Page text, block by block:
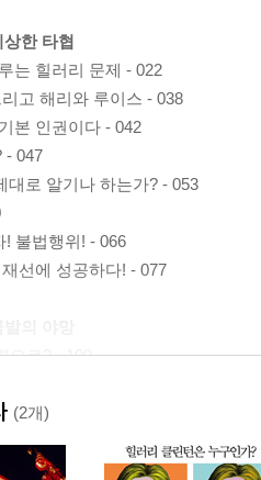
한 타협
는 힐러리 문제 - 022
고 해리와 루이스 - 038
본 인권이다 - 042
- 047
대로 알기나 하는가? - 053
! 불법행위! - 066
선에 성공하다! - 077
으로? - 100
자 아니다 - 111
보주의자 - 118
‘보다 작은 걸음들’ - 124
(2개)